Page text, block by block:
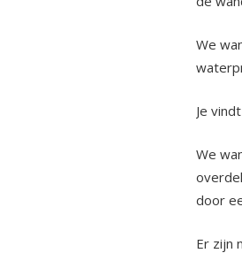
We
Je
We
door
Er zijn